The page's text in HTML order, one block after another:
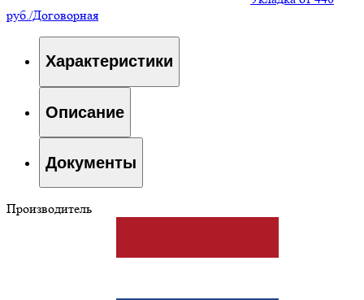
руб./Договорная
Характеристики
Описание
Документы
Производитель